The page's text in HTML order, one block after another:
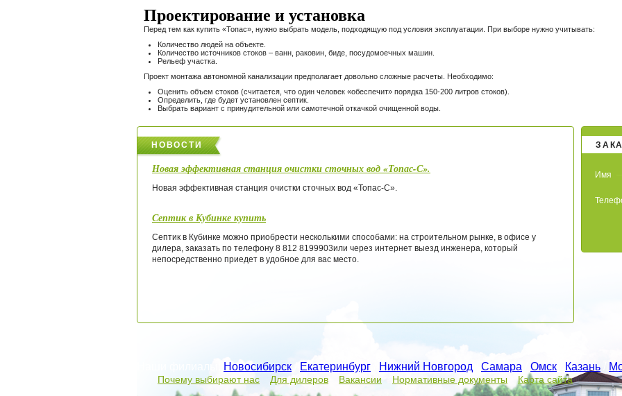
Проектирование и установка
Перед тем как купить «Топас», нужно выбрать модель, подходящую под условия эксплуатации. При выборе нужно учитывать:
Количество людей на объекте.
Количество источников стоков – ванн, раковин, биде, посудомоечных машин.
Рельеф участка.
Проект монтажа автономной канализации предполагает довольно сложные расчеты. Необходимо:
Оценить объем стоков (считается, что один человек «обеспечит» порядка 150-200 литров стоков).
Определить, где будет установлен септик.
Выбрать вариант с принудительной или самотечной откачкой очищенной воды.
НОВОСТИ
Новая эффективная станция очистки сточных вод «Топас-С».
Новая эффективная станция очистки сточных вод «Топас-С».
Септик в Кубинке купить
Септик в Кубинке можно приобрести несколькими способами: на строительном рынке, в офисе у
дилера, заказать по телефону 8 812 8199903или через интернет выезд инженера, который
непосредственно приедет в удобное для вас место.
Имя
Новосибирск Екатеринбург Нижний Новгород Самара Омск Казань
Почему выбирают нас Для дилеров Вакансии Нормативные документы Карта сайта